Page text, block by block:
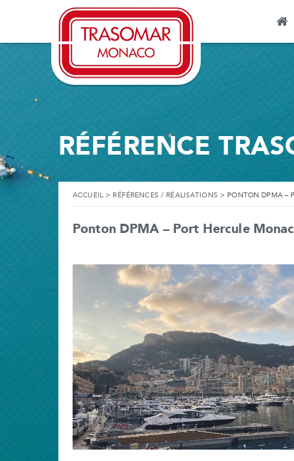
RÉFÉRENCE
ACCUEIL> RÉFÉRENCES / RÉALISATIONS > PONTON DPMA –
Ponton DPMA – Port Hercule